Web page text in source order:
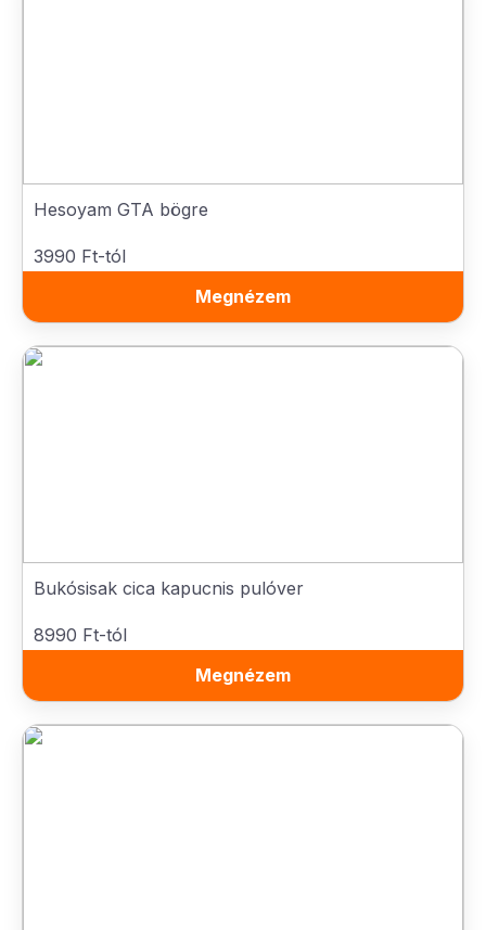
Hesoyam GTA bögre
3990 Ft-tól
Megnézem
Bukósisak cica kapucnis pulóver
8990 Ft-tól
Megnézem